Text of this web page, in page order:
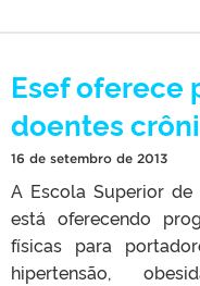
Esef oferece
doentes
16 de setembro de 2013
A Escola Superior de
está oferecendo
físicas para
hipertensão,